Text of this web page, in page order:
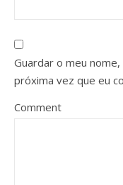
Guardar o meu
próxima vez que eu
Comment